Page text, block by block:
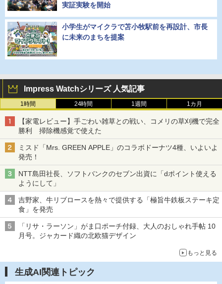
実証実験を開始
小学生がマイクラで苫小牧駅前を再設計、市長
に未来のまちを提案
Impress Watchシリーズ 人気記事
1時間 24時間 1週間 1カ月
【家電レビュー】手ごわい雑草との戦い、コメリの草刈機で完全
勝利 掃除機感覚で使えた
ミスド「Mrs. GREEN APPLE」のコラボドーナツ4種、いよいよ
発売！
NTT島田社長、ソフトバンクのセブン出資に「dポイント使える
ようにして」
吉野家、牛リブロースを熱々で提供する「極旨牛鉄板ステーキ定
食」を発売
「リサ・ラーソン」がま口ポーチ付録、大人のおしゃれ手帖 10
月号。ジャカード織の北欧猫デザイン
もっと見る
生成AI関連トピック